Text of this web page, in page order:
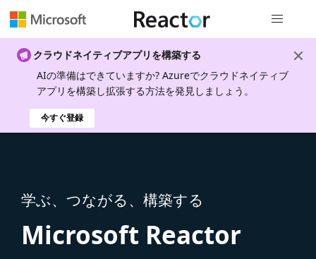
クラウドネイティブアプリを構築する
AIの準備はできていますか? Azureでクラウドネイティブ
アプリを構築し拡張する方法を発見しましょう。
今すぐ登録
学ぶ、つながる、構築する
Microsoft Reactor